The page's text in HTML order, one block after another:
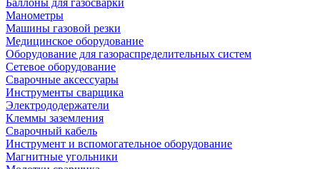
Баллоны для газосварки
Манометры
Машины газовой резки
Медицинское оборудование
Оборудование для газораспределительных систем
Сетевое оборудование
Сварочные аксессуары
Инструменты сварщика
Электрододержатели
Клеммы заземления
Сварочный кабель
Инструмент и вспомогательное оборудование
Магнитные угольники